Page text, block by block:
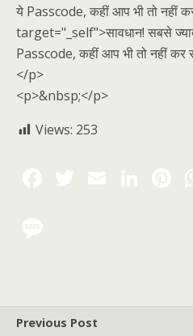
ये Passcode, कहीं आप भी तो नहीं
target="_self">सावधान! सबसे
Passcode, कहीं आप भी तो नहीं
</p>
<p>&nbsp;</p>
Views: 253
Previous Post